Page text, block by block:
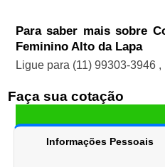
Para saber mais sobre
Feminino Alto da Lapa
Ligue para (11) 99303-3946 ,
Faça sua cotação
Informações Pessoais